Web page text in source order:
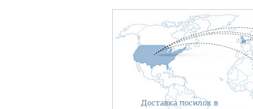
Доставка посилок в